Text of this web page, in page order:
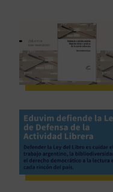
l
i
o
e
n
A
r
g